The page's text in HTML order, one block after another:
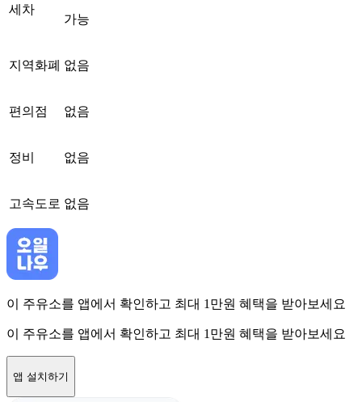
세차
가능
지역화폐 없음
편의점 없음
정비 없음
고속도로 없음
이 주유소를 앱에서 확인하고 최대 1만원 혜택을 받아보세요
이 주유소를 앱에서 확인하고 최대 1만원 혜택을 받아보세요
앱 설치하기